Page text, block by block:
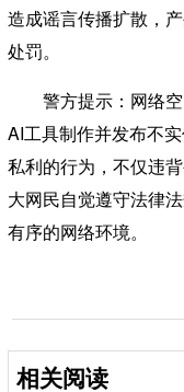
造成谣言传播扩散，
处罚。
警方提示：网络空
AI工具制作并发布不
私利的行为，不仅违
大网民自觉遵守法律
有序的网络环境。
相关阅读